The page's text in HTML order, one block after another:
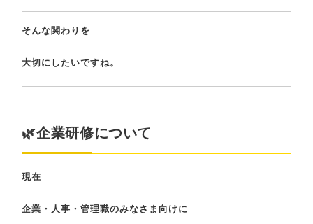
そんな関わりを
大切にしたいですね。
🌿企業研修について
現在
企業・人事・管理職のみなさま向けに